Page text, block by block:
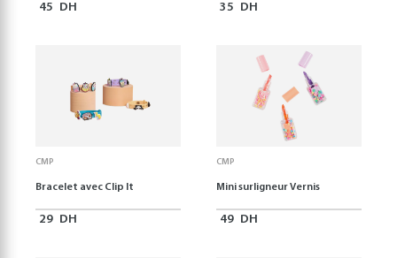
45 DH 35 DH
CMP
Bracelet avec Clip It
29 DH
CMP
Mini surligneur Vernis
49 DH